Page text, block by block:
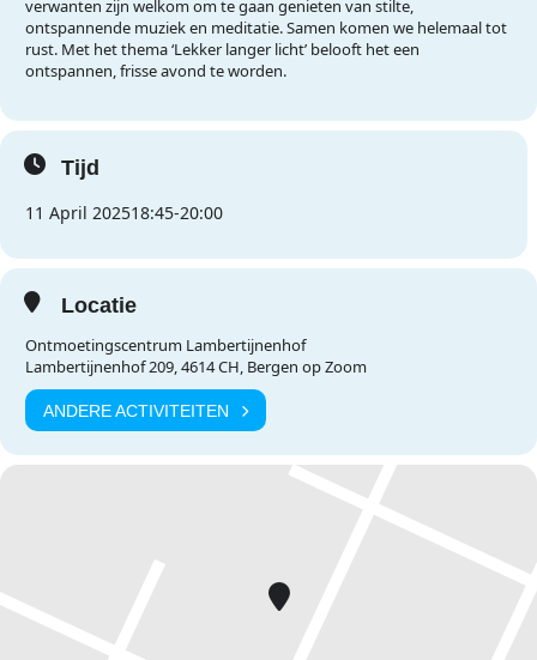
verwanten zijn welkom om te gaan genieten van stilte,
ontspannende muziek en meditatie. Samen komen we helemaal tot
rust. Met het thema ‘Lekker langer licht’ belooft het een
ontspannen, frisse avond te worden.
Tijd
11 April 202518:45-20:00
Locatie
Ontmoetingscentrum Lambertijnenhof
Lambertijnenhof 209, 4614 CH, Bergen op Zoom
ANDERE ACTIVITEITEN